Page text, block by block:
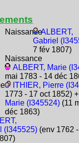
NaissanceALBERT,
Gabriel
7 fév 1807)
Naissance
ALBERT, Marie
mai 1783 - 14 déc
ITHIER, Pierre
1773 - 17 oct 1852) +
Marie (I345524)(11
déc 1863)
(I345525) (env 1762